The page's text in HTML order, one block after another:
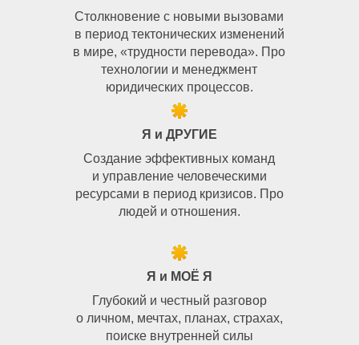
Cтолкновение с новыми вызовами
в период тектонических изменений
в мире, «трудности перевода». Про
технологии и менеджмент
юридических процессов.
Создание эффективных команд
и управление человеческими
ресурсами в период кризисов. Про
людей и отношения.
Я и ДРУГИЕ
Глубокий и честный разговор
о личном, мечтах, планах, страхах,
поиске внутренней силы
Я и МОЁ Я